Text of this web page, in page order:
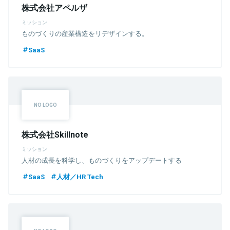
株式会社アペルザ
ミッション
ものづくりの産業構造をリデザインする。
SaaS
株式会社Skillnote
ミッション
人材の成長を科学し、ものづくりをアップデートする
SaaS
人材／HR Tech